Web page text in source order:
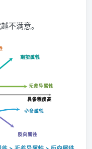
不满意。